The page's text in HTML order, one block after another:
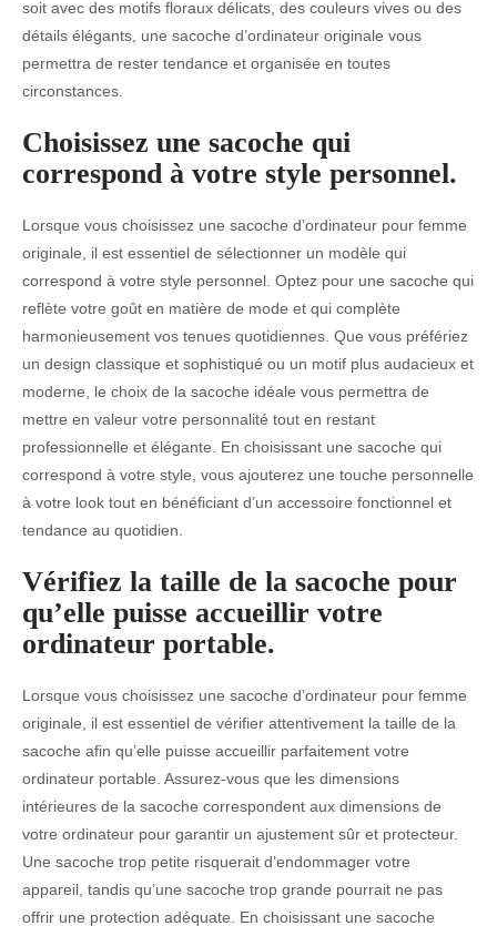
soit avec des motifs floraux délicats, des couleurs vives ou des
détails élégants, une sacoche d’ordinateur originale vous
permettra de rester tendance et organisée en toutes
circonstances.
Choisissez une sacoche qui
correspond à votre style personnel.
Lorsque vous choisissez une sacoche d’ordinateur pour femme
originale, il est essentiel de sélectionner un modèle qui
correspond à votre style personnel. Optez pour une sacoche qui
reflète votre goût en matière de mode et qui complète
harmonieusement vos tenues quotidiennes. Que vous préfériez
un design classique et sophistiqué ou un motif plus audacieux et
moderne, le choix de la sacoche idéale vous permettra de
mettre en valeur votre personnalité tout en restant
professionnelle et élégante. En choisissant une sacoche qui
correspond à votre style, vous ajouterez une touche personnelle
à votre look tout en bénéficiant d’un accessoire fonctionnel et
tendance au quotidien.
Vérifiez la taille de la sacoche pour
qu’elle puisse accueillir votre
ordinateur portable.
Lorsque vous choisissez une sacoche d’ordinateur pour femme
originale, il est essentiel de vérifier attentivement la taille de la
sacoche afin qu’elle puisse accueillir parfaitement votre
ordinateur portable. Assurez-vous que les dimensions
intérieures de la sacoche correspondent aux dimensions de
votre ordinateur pour garantir un ajustement sûr et protecteur.
Une sacoche trop petite risquerait d’endommager votre
appareil, tandis qu’une sacoche trop grande pourrait ne pas
offrir une protection adéquate. En choisissant une sacoche